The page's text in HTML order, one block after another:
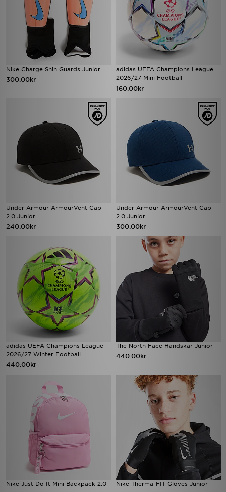
Nike Charge Shin Guards Junior
300.00kr
adidas UEFA Champions League
2026/27 Mini Football
160.00kr
Under Armour ArmourVent Cap
2.0 Junior
240.00kr
Under Armour ArmourVent Cap
2.0 Junior
300.00kr
adidas UEFA Champions League
2026/27 Winter Football
440.00kr
The North Face Handskar Junior
440.00kr
Nike Just Do It Mini Backpack 2.0 Nike Therma-FIT Gloves Junior